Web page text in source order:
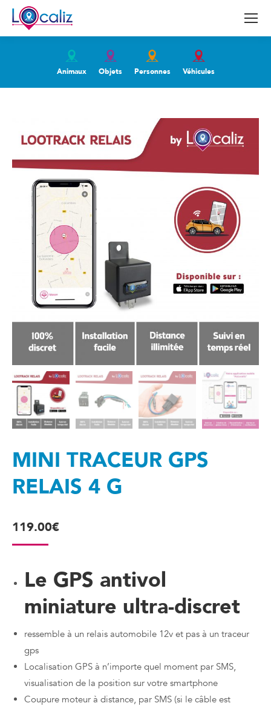
Animaux Objets Personnes Véhicules
MINI TRACEUR GPS
RELAIS 4 G
119.00€
Le GPS antivol
miniature ultra-discret
ressemble à un relais automobile 12v et pas à un traceur
gps
Localisation GPS à n’importe quel moment par SMS,
visualisation de la position sur votre smartphone
Coupure moteur à distance, par SMS (si le câble est